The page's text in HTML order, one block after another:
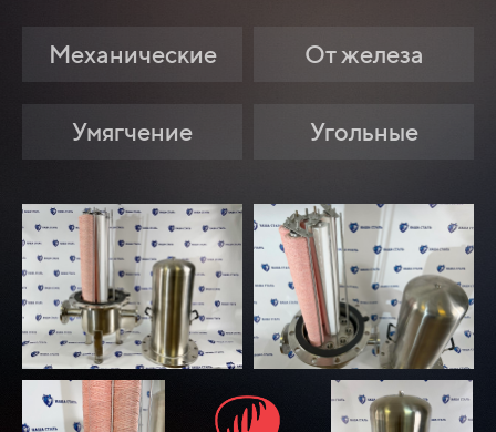
Механические От железа
Умягчение Угольные